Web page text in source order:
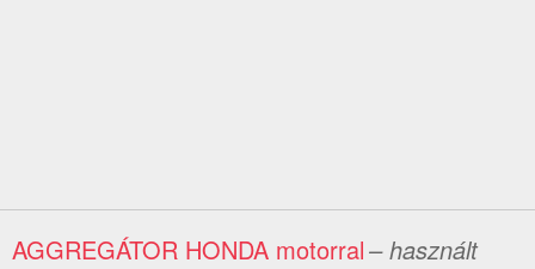
AGGREGÁTOR HONDA motorral– használt